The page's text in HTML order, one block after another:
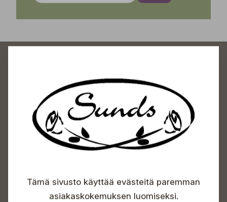
Sundin Puutarhakeskus
Avoinna
Sunnuntaisin Itsepalvelu
Info & vaihde
Tämä sivusto käyttää evästeitä paremman
asiakaskokemuksen luomiseksi.